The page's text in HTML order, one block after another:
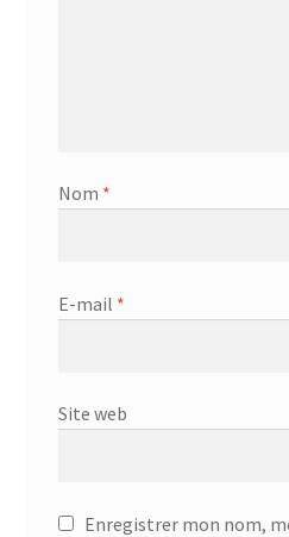
Nom *
E-mail *
Site web
Enregistrer mon nom,